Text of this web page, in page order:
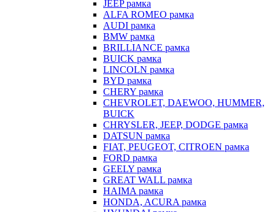
JEEP рамка
ALFA ROMEO рамка
AUDI рамка
BMW рамка
BRILLIANCE рамка
BUICK рамка
LINCOLN рамка
BYD рамка
CHERY рамка
CHEVROLET, DAEWOO, HUMMER,
BUICK
CHRYSLER, JEEP, DODGE рамка
DATSUN рамка
FIAT, PEUGEOT, CITROEN рамка
FORD рамка
GEELY рамка
GREAT WALL рамка
HAIMA рамка
HONDA, ACURA рамка